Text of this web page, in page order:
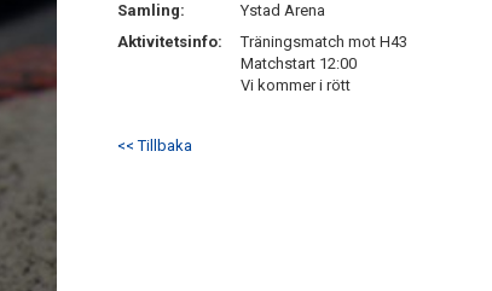
Samling:
Ystad Arena
Aktivitetsinfo:
Träningsmatch mot H43
Matchstart 12:00
Vi kommer i rött
<< Tillbaka